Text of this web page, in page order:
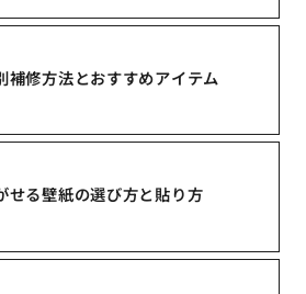
補修方法とおすすめアイテム
せる壁紙の選び方と貼り方